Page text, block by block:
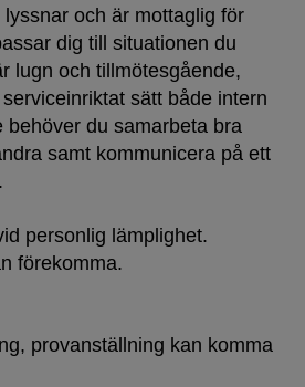
och är mottaglig för
dig till situationen du
lugn och tillmötesgående,
sätt både intern
behöver du samarbeta bra
samt kommunicera på ett
personlig lämplighet.
förekomma.
provanställning kan komma